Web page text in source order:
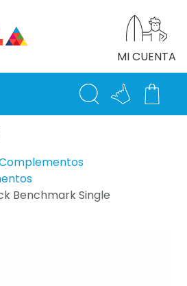
MI CUENTA
Benchmark Single